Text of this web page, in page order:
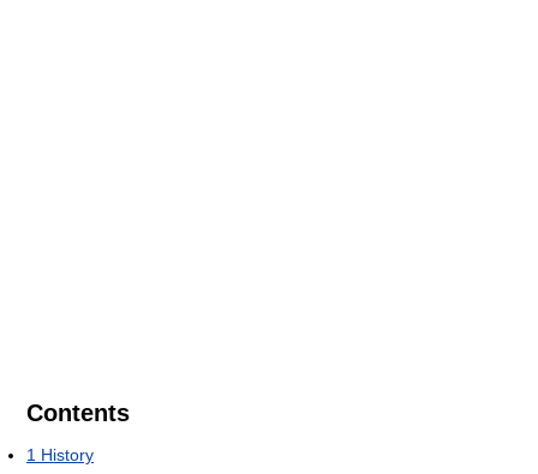
Contents
1 History